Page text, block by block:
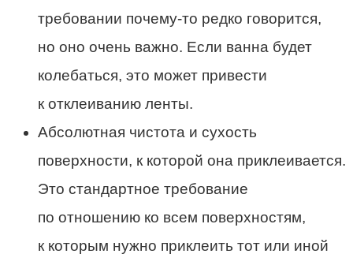
требовании почему-то редко говорится,
но оно очень важно. Если ванна будет
колебаться, это может привести
к отклеиванию ленты.
Абсолютная чистота и сухость
поверхности, к которой она приклеивается.
Это стандартное требование
по отношению ко всем поверхностям,
к которым нужно приклеить тот или иной